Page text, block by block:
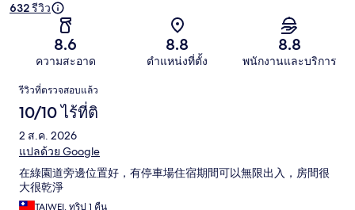
632 รีวิว
8.6
ความสะอาด
8.8
ตำแหน่งที่ตั้ง
8.8
พนักงานและบริการ
รีวิว
รีวิวที่ตรวจสอบแล้ว
10/10 ไร้ที่ติ
2 ส.ค. 2026
แปลด้วย Google
在綠園道旁邊位置好，有停車場住宿期間可以無限出入，房間很
大很乾淨
TAIWEI, ทริป 1 คืน